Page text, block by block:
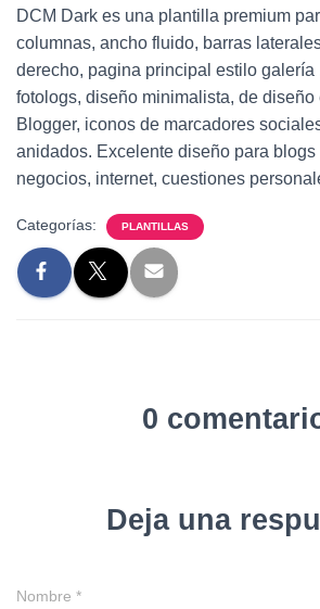
DCM Dark es una plantilla premium
columnas, ancho fluido, barras
derecho, pagina principal estilo galería
fotologs, diseño minimalista, de diseño
Blogger, iconos de marcadores
anidados. Excelente diseño para blogs
negocios, internet, cuestiones
Categorías: PLANTILLAS
0
Deja una
Nombre *